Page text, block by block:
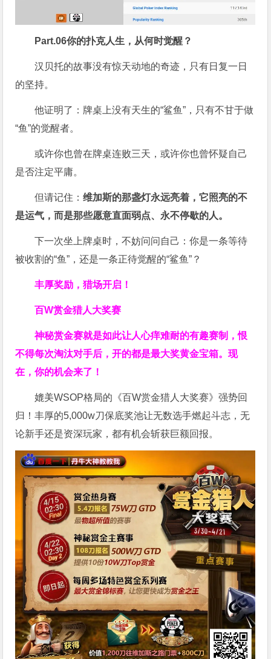
Part.06你的扑克人生，从何时觉醒？
汉贝托的故事没有惊天动地的奇迹，只有日复一日
的坚持。
他证明了：牌桌上没有天生的“鲨鱼”，只有不甘于做
“鱼”的觉醒者。
或许你也曾在牌桌连败三天，或许你也曾怀疑自己
是否注定平庸。
但请记住：维加斯的那盏灯永远亮着，它照亮的不
是运气，而是那些愿意直面弱点、永不停歇的人。
下一次坐上牌桌时，不妨问问自己：你是一条等待
被收割的“鱼”，还是一条正待觉醒的“鲨鱼”？
丰厚奖励，猎场开启！
百W赏金猎人大奖赛
神秘赏金赛就是如此让人心痒难耐的有趣赛制，恨
不得每次淘汰对手后，开的都是最大奖黄金宝箱。现
在，你的机会来了！
媲美WSOP格局的《百W赏金猎人大奖赛》强势回
归！丰厚的5,000w刀保底奖池让无数选手燃起斗志，无
论新手还是资深玩家，都有机会斩获巨额回报。